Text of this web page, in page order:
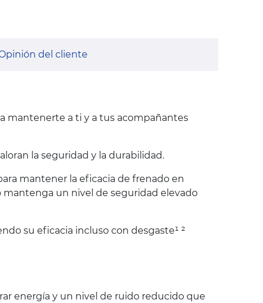
del cliente
mantenerte a ti y a tus acompañantes
la seguridad y la durabilidad.
mantener la eficacia de frenado en
mantenga un nivel de seguridad elevado
su eficacia incluso con desgaste¹ ²
energía y un nivel de ruido reducido que